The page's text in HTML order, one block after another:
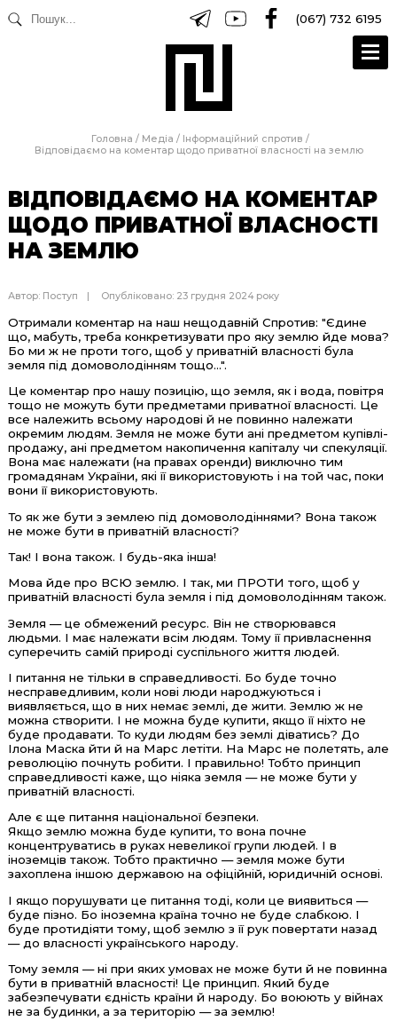
(067) 732 6195
Головна / Медіа / Інформаційний спротив /
Відповідаємо на коментар щодо приватної власності на землю
ВІДПОВІДАЄМО НА КОМЕНТАР
ЩОДО ПРИВАТНОЇ ВЛАСНОСТІ
НА ЗЕМЛЮ
Автор: Поступ Опубліковано: 23 грудня 2024 року
Отримали коментар на наш нещодавній Спротив: "Єдине
що, мабуть, треба конкретизувати про яку землю йде мова?
Бо ми ж не проти того, щоб у приватній власності була
земля під домоволодінням тощо...".
Це коментар про нашу позицію, що земля, як і вода, повітря
тощо не можуть бути предметами приватної власності. Це
все належить всьому народові й не повинно належати
окремим людям. Земля не може бути ані предметом купівлі-
продажу, ані предметом накопичення капіталу чи спекуляції.
Вона має належати (на правах оренди) виключно тим
громадянам України, які її використовують і на той час, поки
вони її використовують.
То як же бути з землею під домоволодіннями? Вона також
не може бути в приватній власності?
Так! І вона також. І будь-яка інша!
Мова йде про ВСЮ землю. І так, ми ПРОТИ того, щоб у
приватній власності була земля і під домоволодінням також.
Земля — це обмежений ресурс. Він не створювався
людьми. І має належати всім людям. Тому її привласнення
суперечить самій природі суспільного життя людей.
І питання не тільки в справедливості. Бо буде точно
несправедливим, коли нові люди народжуються і
виявляється, що в них немає землі, де жити. Землю ж не
можна створити. І не можна буде купити, якщо її ніхто не
буде продавати. То куди людям без землі діватись? До
Ілона Маска йти й на Марс летіти. На Марс не полетять, але
революцію почнуть робити. І правильно! Тобто принцип
справедливості каже, що ніяка земля — не може бути у
приватній власності.
Але є ще питання національної безпеки.
Якщо землю можна буде купити, то вона почне
концентруватись в руках невеликої групи людей. І в
іноземців також. Тобто практично — земля може бути
захоплена іншою державою на офіційній, юридичній основі.
І якщо порушувати це питання тоді, коли це виявиться —
буде пізно. Бо іноземна країна точно не буде слабкою. І
буде протидіяти тому, щоб землю з її рук повертати назад
— до власності українського народу.
Тому земля — ні при яких умовах не може бути й не повинна
бути в приватній власності! Це принцип. Який буде
забезпечувати єдність країни й народу. Бо воюють у війнах
не за будинки, а за територію — за землю!